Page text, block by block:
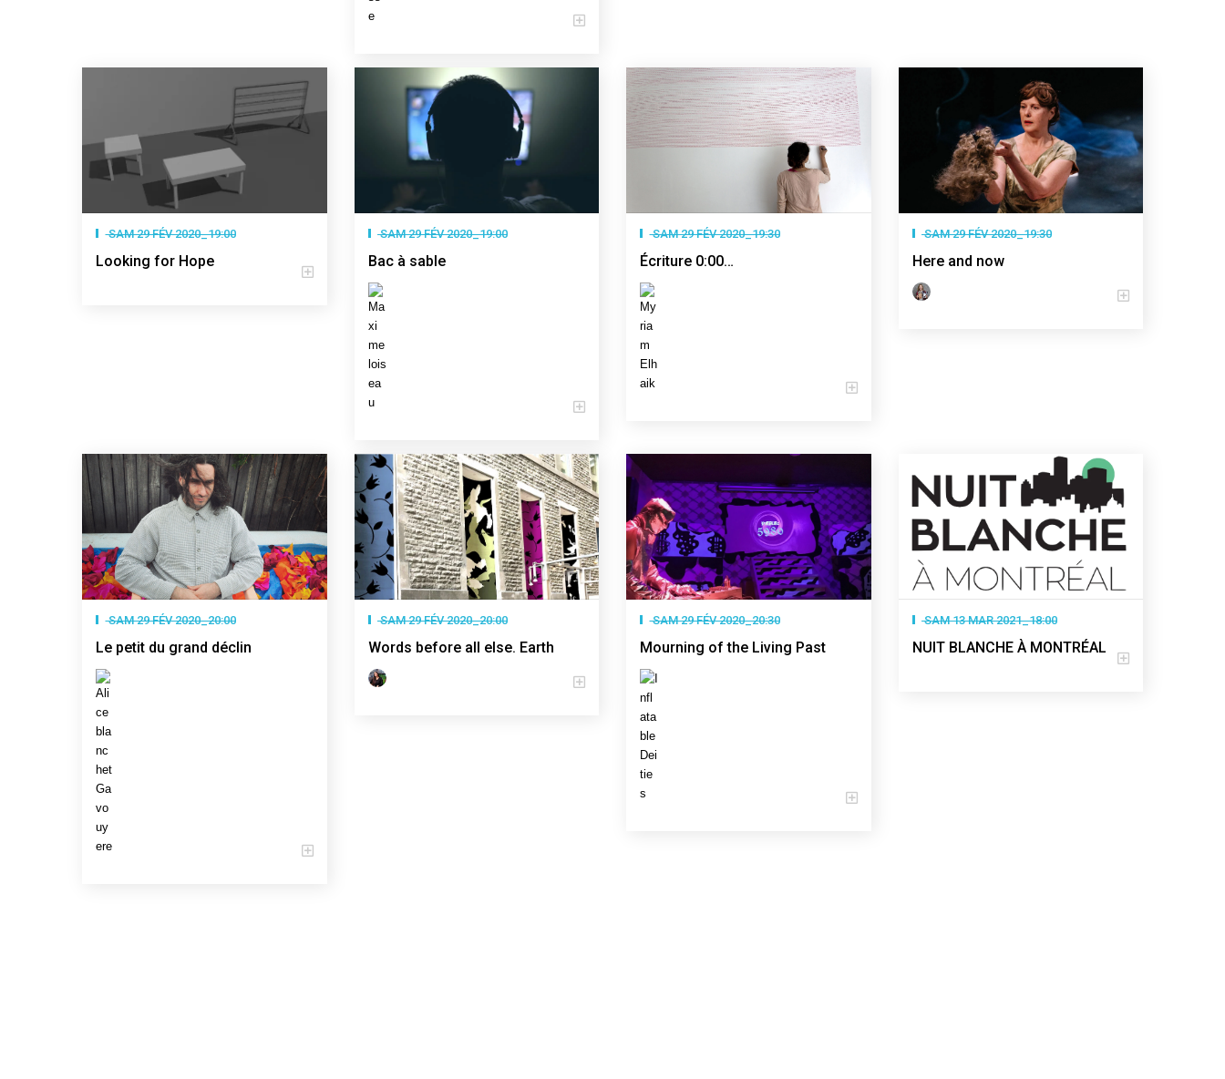
SAM 29 FÉV 2020_19:00
Looking for Hope
SAM 29 FÉV 2020_19:00
Bac à sable
SAM 29 FÉV 2020_19:30
Écriture 0:00…
SAM 29 FÉV 2020_19:30
Here and now
SAM 29 FÉV 2020_20:00
Le petit du grand déclin
SAM 29 FÉV 2020_20:00
Words before all else. Earth
SAM 29 FÉV 2020_20:30
Mourning of the Living Past
SAM 13 MAR 2021_18:00
NUIT BLANCHE À MONTRÉAL